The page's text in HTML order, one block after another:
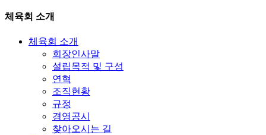
체육회 소개
체육회 소개
회장인사말
설립목적 및 구성
연혁
조직현황
규정
경영공시
찾아오시는 길